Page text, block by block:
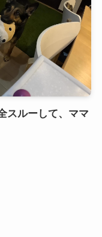
スルーして、ママ